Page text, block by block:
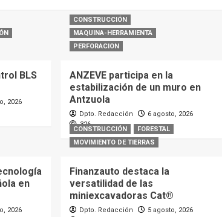
BLS
2026
CONSTRUCCIÓN
MAQUINA-HERRAMIENTA
PERFORACION
ANZEVE participa en la
estabilización de un muro en
Antzuola
Dpto. Redacción
6 agosto, 2026
326
en
2026
CONSTRUCCIÓN
FORESTAL
MOVIMIENTO DE TIERRAS
Finanzauto destaca la
versatilidad de las
miniexcavadoras Cat®
Dpto. Redacción
5 agosto, 2026